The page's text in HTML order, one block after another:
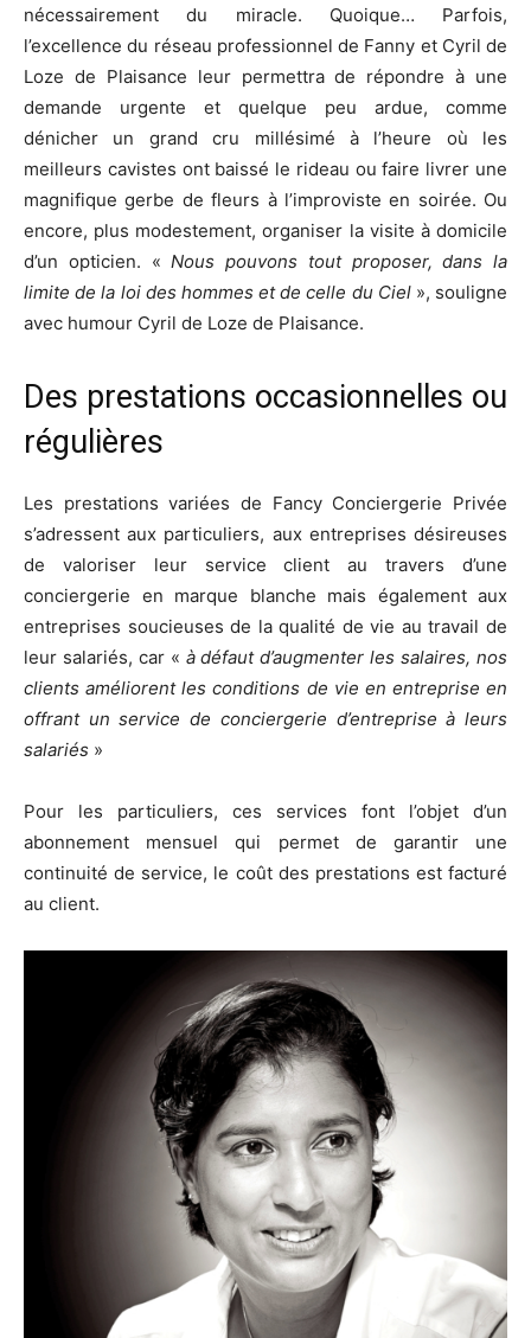
nécessairement du miracle. Quoique… Parfois,
l’excellence du réseau professionnel de Fanny et Cyril de
Loze de Plaisance leur permettra de répondre à une
demande urgente et quelque peu ardue, comme
dénicher un grand cru millésimé à l’heure où les
meilleurs cavistes ont baissé le rideau ou faire livrer une
magnifique gerbe de fleurs à l’improviste en soirée. Ou
encore, plus modestement, organiser la visite à domicile
d’un opticien. «Nous pouvons tout proposer, dans la
limite de la loi des hommes et de celle du Ciel», souligne
avec humour Cyril de Loze de Plaisance.
Des prestations occasionnelles ou
régulières
Les prestations variées de Fancy Conciergerie Privée
s’adressent aux particuliers, aux entreprises désireuses
de valoriser leur service client au travers d’une
conciergerie en marque blanche mais également aux
entreprises soucieuses de la qualité de vie au travail de
leur salariés, car « à défaut d’augmenter les salaires, nos
clients améliorent les conditions de vie en entreprise en
offrant un service de conciergerie d’entreprise à leurs
salariés »
Pour les particuliers, ces services font l’objet d’un
abonnement mensuel qui permet de garantir une
continuité de service, le coût des prestations est facturé
au client.